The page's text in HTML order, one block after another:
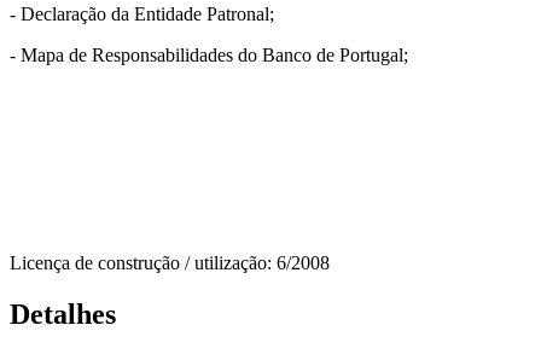
- Declaração da Entidade Patronal;
- Mapa de Responsabilidades do Banco de Portugal;
Licença de construção / utilização: 6/2008
Detalhes